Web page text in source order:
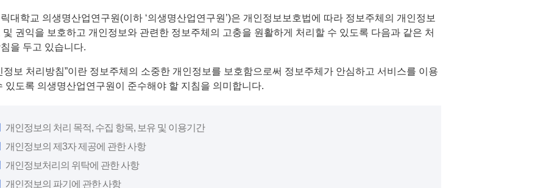
대학교 의생명산업연구원(이하 ‘의생명산업연구원’)은 개인정보보호법에 따라 정보주체의 개인정보
및 권익을 보호하고 개인정보와 관련한 정보주체의 고충을 원활하게 처리할 수 있도록 다음과 같은 처
을 두고 있습니다.
정보 처리방침”이란 정보주체의 소중한 개인정보를 보호함으로써 정보주체가 안심하고 서비스를 이용
있도록 의생명산업연구원이 준수해야 할 지침을 의미합니다.
개인정보의 처리 목적, 수집 항목, 보유 및 이용기간
개인정보의 제3자 제공에 관한 사항
개인정보처리의 위탁에 관한 사항
개인정보의 파기에 관한 사항